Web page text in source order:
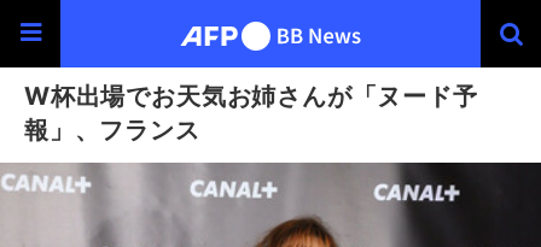
W杯出場でお天気お姉さんが「ヌード予
報」、フランス